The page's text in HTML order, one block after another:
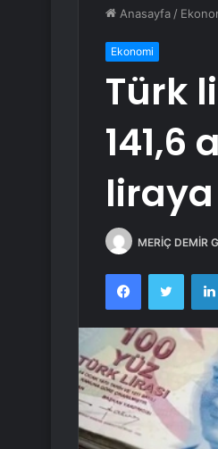
Anasayfa /
Ekonomi
Türk
141,6
liraya
MERİÇ DEMİR
Facebook